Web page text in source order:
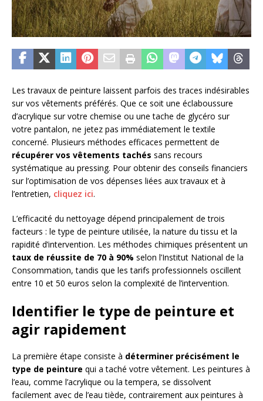
Les travaux de peinture laissent parfois des traces indésirables
sur vos vêtements préférés. Que ce soit une éclaboussure
d’acrylique sur votre chemise ou une tache de glycéro sur
votre pantalon, ne jetez pas immédiatement le textile
concerné. Plusieurs méthodes efficaces permettent de
récupérer vos vêtements tachés sans recours
systématique au pressing. Pour obtenir des conseils financiers
sur l’optimisation de vos dépenses liées aux travaux et à
l’entretien, cliquez ici.
L’efficacité du nettoyage dépend principalement de trois
facteurs : le type de peinture utilisée, la nature du tissu et la
rapidité d’intervention. Les méthodes chimiques présentent un
taux de réussite de 70 à 90% selon l’Institut National de la
Consommation, tandis que les tarifs professionnels oscillent
entre 10 et 50 euros selon la complexité de l’intervention.
Identifier le type de peinture et
agir rapidement
La première étape consiste à déterminer précisément le
type de peinture qui a taché votre vêtement. Les peintures à
l’eau, comme l’acrylique ou la tempera, se dissolvent
facilement avec de l’eau tiède, contrairement aux peintures à